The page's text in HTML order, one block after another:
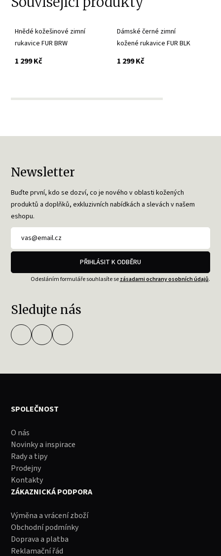
Hnědé kožešinové zimní
rukavice FUR BRW
1 299 Kčs DPH
Dámské černé zimní
kožené rukavice FUR BLK
1 299 Kčs DPH
Newsletter
Buďte první, kdo se dozví, co je nového v oblasti kožených
produktů a doplňků, exkluzivních nabídkách a slevách v našem
eshopu.
PŘIHLÁSIT K ODBĚRU
Odesláním formuláře souhlasíte sezásadami ochrany osobních údajů.
Sledujte nás
SPOLEČNOST
O nás
Novinky a inspirace
Rady a tipy
Prodejny
Kontakty
ZÁKAZNICKÁ PODPORA
Výměna a vrácení zboží
Obchodní podmínky
Doprava a platba
Reklamační řád